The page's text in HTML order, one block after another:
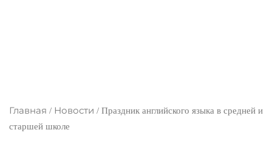
Главная / Новости / Праздник английского языка в средней и
старшей школе